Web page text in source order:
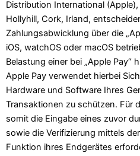
Distribution International
Hollyhill, Cork, Irland,
Zahlungsabwicklung über die
iOS, watchOS oder macOS
Belastung einer bei „Apple Pay“
Apple Pay verwendet hierbei
Hardware und Software Ihres
Transaktionen zu schützen. Für
somit die Eingabe eines zuvor
sowie die Verifizierung mittels
Funktion ihres Endgerätes